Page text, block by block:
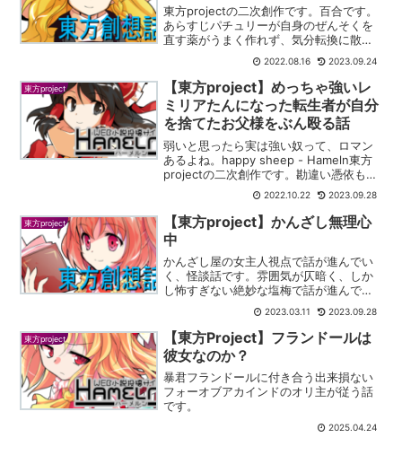
東方projectの二次創作です。百合です。
あらすじパチュリーが自身のぜんそくを
直す薬がうまく作れず、気分転換に散歩
します。偶然わかさぎ姫が干上がってい
たため、助けます。本を水の中で読みた
いというわかさぎ姫の願いをかなえよう
と、パチェが頑張...
2022.08.16 2023.09.24
東方project
【東方project】めっちゃ強いレ
ミリアたんになった転生者が自分
を捨てたお父様をぶん殴る話
弱いと思ったら実は強い奴って、ロマン
あるよね。happy sheep - Hameln東方
projectの二次創作です。勘違い憑依もの
です。あらすじレミリアに憑依した主人
公が生まれた瞬間に捨てられ孤児として
人間に育てられます。能力が変わって...
2022.10.22 2023.09.28
東方project
【東方project】かんざし無理心
中
かんざし屋の女主人視点で話が進んでい
く、怪談話です。雰囲気が仄暗く、しか
し怖すぎない絶妙な塩梅で話が進んでい
2023.03.11 2023.09.28
東方project
【東方Project】フランドールは
彼女なのか？
暴君フランドールに付き合う出来損ない
フォーオブアカインドのオリ主が従う話
です。
2025.04.24